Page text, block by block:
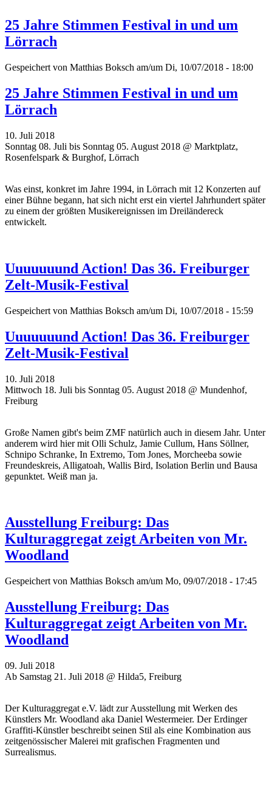
25 Jahre Stimmen Festival in und um
Lörrach
Gespeichert von Matthias Boksch am/um Di, 10/07/2018 - 18:00
25 Jahre Stimmen Festival in und um
Lörrach
10. Juli 2018
Sonntag 08. Juli bis Sonntag 05. August 2018 @ Marktplatz,
Rosenfelspark & Burghof, Lörrach
Was einst, konkret im Jahre 1994, in Lörrach mit 12 Konzerten auf
einer Bühne begann, hat sich nicht erst ein viertel Jahrhundert später
zu einem der größten Musikereignissen im Dreiländereck
entwickelt.
Uuuuuuund Action! Das 36. Freiburger
Zelt-Musik-Festival
Gespeichert von Matthias Boksch am/um Di, 10/07/2018 - 15:59
Uuuuuuund Action! Das 36. Freiburger
Zelt-Musik-Festival
10. Juli 2018
Mittwoch 18. Juli bis Sonntag 05. August 2018 @ Mundenhof,
Freiburg
Große Namen gibt's beim ZMF natürlich auch in diesem Jahr. Unter
anderem wird hier mit Olli Schulz, Jamie Cullum, Hans Söllner,
Schnipo Schranke, In Extremo, Tom Jones, Morcheeba sowie
Freundeskreis, Alligatoah, Wallis Bird, Isolation Berlin und Bausa
gepunktet. Weiß man ja.
Ausstellung Freiburg: Das
Kulturaggregat zeigt Arbeiten von Mr.
Woodland
Gespeichert von Matthias Boksch am/um Mo, 09/07/2018 - 17:45
Ausstellung Freiburg: Das
Kulturaggregat zeigt Arbeiten von Mr.
Woodland
09. Juli 2018
Ab Samstag 21. Juli 2018 @ Hilda5, Freiburg
Der Kulturaggregat e.V. lädt zur Ausstellung mit Werken des
Künstlers Mr. Woodland aka Daniel Westermeier. Der Erdinger
Graffiti-Künstler beschreibt seinen Stil als eine Kombination aus
zeitgenössischer Malerei mit grafischen Fragmenten und
Surrealismus.